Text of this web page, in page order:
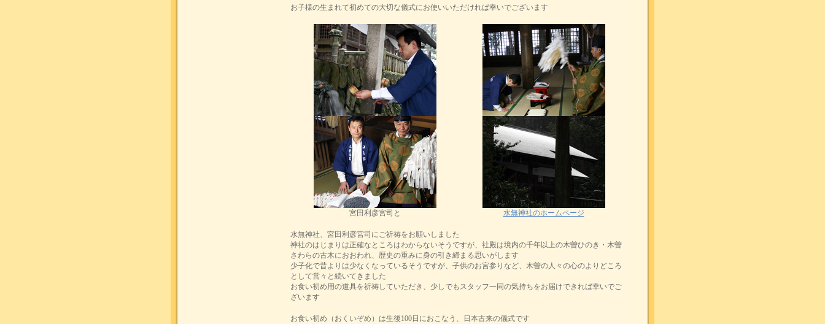
お子様の生まれて初めての大切な儀式にお使いいただければ幸いでございます
宮田利彦宮司と 水無神社のホームページ
水無神社、宮田利彦宮司にご祈祷をお願いしました
神社のはじまりは正確なところはわからないそうですが、社殿は境内の千年以上の木曽ひのき・木曽
さわらの古木におおわれ、歴史の重みに身の引き締まる思いがします
少子化で昔よりは少なくなっているそうですが、子供のお宮参りなど、木曽の人々の心のよりどころ
として営々と続いてきました
お食い初め用の道具を祈祷していただき、少しでもスタッフ一同の気持ちをお届けできれば幸いでご
ざいます
お食い初め（おくいぞめ）は生後100日におこなう、日本古来の儀式です